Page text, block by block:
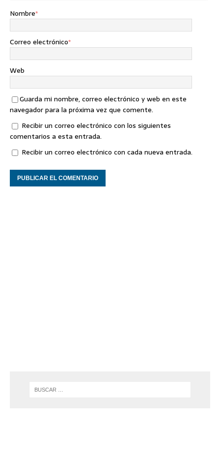
Nombre*
Correo electrónico*
Web
Guarda mi nombre, correo electrónico y web en este
navegador para la próxima vez que comente.
Recibir un correo electrónico con los siguientes
comentarios a esta entrada.
Recibir un correo electrónico con cada nueva entrada.